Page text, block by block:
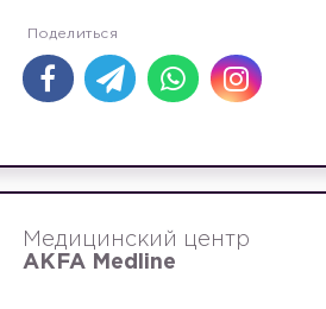
Медицинский центр
AKFA Medline